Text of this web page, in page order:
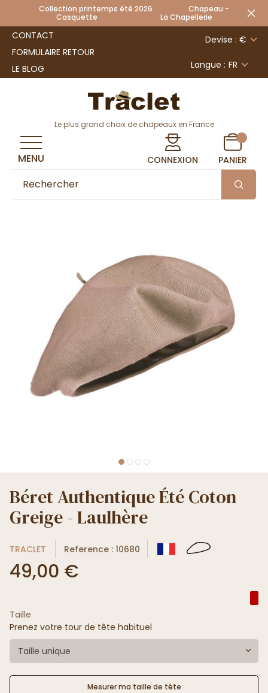
Collection printemps été 2026 Chapeau -
Casquette La Chapellerie
CONTACT
FORMULAIRE RETOUR
LE BLOG
Devise : €
Langue : FR
Le plus grand choix de chapeaux en France
CONNEXION PANIER
MENU
Béret Authentique Été Coton
Greige - Laulhère
TRACLET Reference : 10680
49,00 €
Taille
Prenez votre tour de tête habituel
Taille unique
Mesurer ma taille de tête